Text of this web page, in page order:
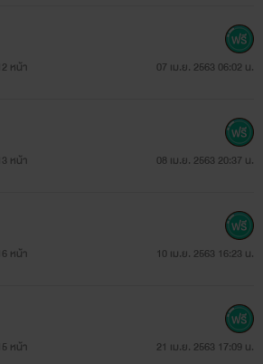
หน้า 07 เม.ย. 2563 06:02 น.
หน้า 08 เม.ย. 2563 20:37 น.
หน้า 10 เม.ย. 2563 16:23 น.
หน้า 21 เม.ย. 2563 17:09 น.